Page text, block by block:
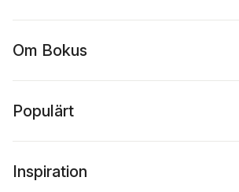
Om Bokus
Populärt
Inspiration